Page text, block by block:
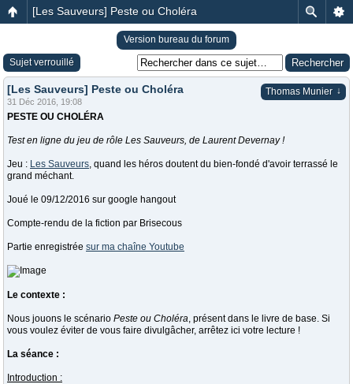
[Les Sauveurs] Peste ou Choléra
Version bureau du forum
Sujet verrouillé
Thomas Munier ↓
[Les Sauveurs] Peste ou Choléra
31 Déc 2016, 19:08
PESTE OU CHOLÉRA
Test en ligne du jeu de rôle Les Sauveurs, de Laurent Devernay !
Jeu : Les Sauveurs, quand les héros doutent du bien-fondé d'avoir terrassé le
grand méchant.
Joué le 09/12/2016 sur google hangout
Compte-rendu de la fiction par Brisecous
Partie enregistrée sur ma chaîne Youtube
Le contexte :
Nous jouons le scénario Peste ou Choléra, présent dans le livre de base. Si
vous voulez éviter de vous faire divulgâcher, arrêtez ici votre lecture !
La séance :
Introduction :